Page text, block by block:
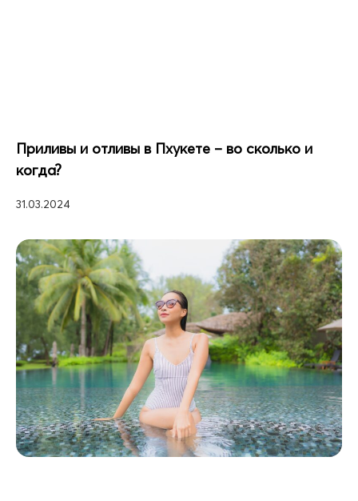
Приливы и отливы в Пхукете – во сколько и
когда?
31.03.2024